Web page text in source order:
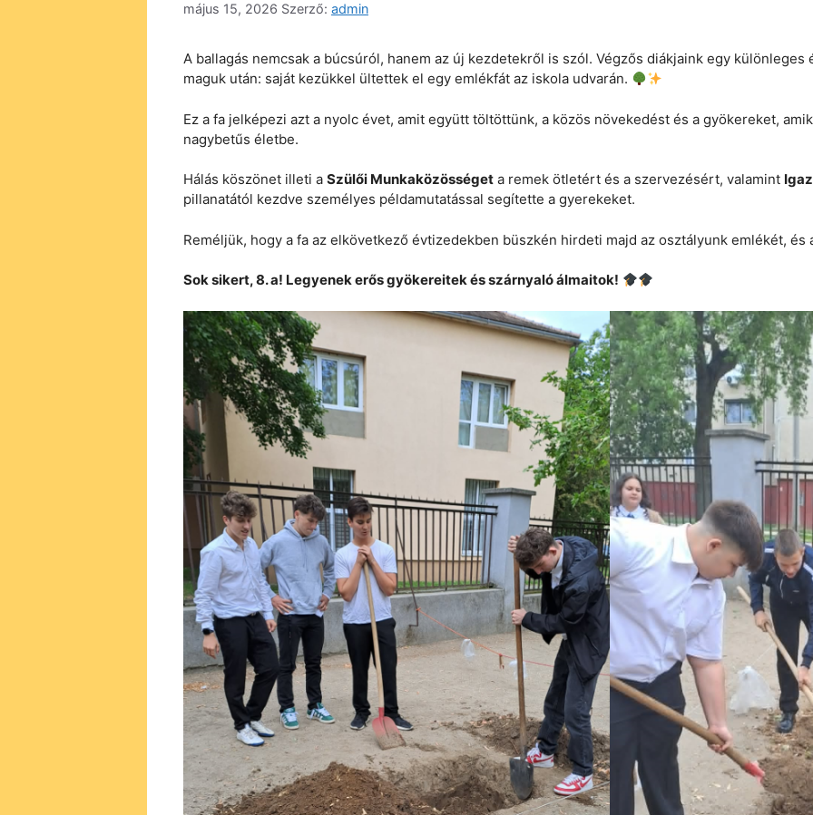
május 15, 2026 Szerző: admin
A ballagás nemcsak a búcsúról, hanem az új kezdetekről is szól. Végzős diákjaink egy különleges
maguk után: saját kezükkel ültettek el egy emlékfát az iskola udvarán.
Ez a fa jelképezi azt a nyolc évet, amit együtt töltöttünk, a közös növekedést és a gyökereket,
nagybetűs életbe.
Hálás köszönet illeti a Szülői Munkaközösséget a remek ötletért és a szervezésért, valamint
pillanatától kezdve személyes példamutatással segítette a gyerekeket.
Reméljük, hogy a fa az elkövetkező évtizedekben büszkén hirdeti majd az osztályunk emlékét, és
Sok sikert, 8. a! Legyenek erős gyökereitek és szárnyaló álmaitok!